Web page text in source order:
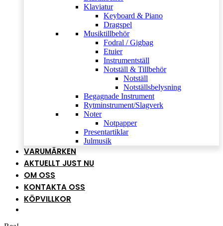
Klaviatur
Keyboard & Piano
Dragspel
Musiktillbehör
Fodral / Gigbag
Etuier
Instrumentställ
Notställ & Tillbehör
Notställ
Notställsbelysning
Begagnade Instrument
Rytminstrument/Slagverk
Noter
Notpapper
Presentartiklar
Julmusik
VARUMÄRKEN
AKTUELLT JUST NU
OM OSS
KONTAKTA OSS
KÖPVILLKOR